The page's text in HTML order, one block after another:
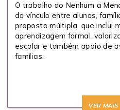
O trabalho do Nenhum a
do vínculo entre alunos,
proposta múltipla, que inclui
aprendizagem formal,
escolar e também apoio de
famílias.
VER MAIS